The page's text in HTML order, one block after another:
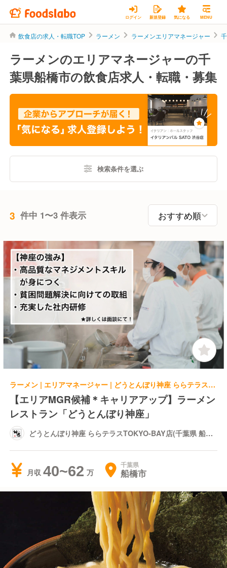
ログイン 新規登録 気になる MENU
飲食店の求人・転職TOP ラーメン ラーメンエリアマネージャー
ラーメンのエリアマネージャーの千
葉県船橋市の飲食店求人・転職・募集
検索条件を選ぶ
3 件中 1〜3 件表示
ラーメン | エリアマネージャー | どうとんぼり神座 ららテラスTOKYO-BAY店(千葉県 船橋市)
【エリアMGR候補＊キャリアアップ】ラーメン
レストラン「どうとんぼり神座」
どうとんぼり神座 ららテラスTOKYO-BAY店(千葉県 船橋
月収 40~62 千葉県
船橋市